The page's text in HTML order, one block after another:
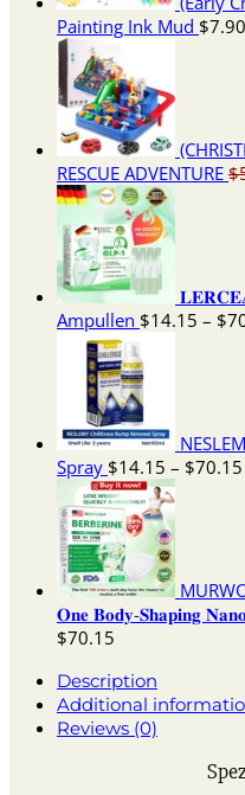
Painting Ink Mud $7.90
RESCUE ADVENTURE $
Ampullen $14.15 – $
Spray $14.15 – $70.15
𝐎𝐧𝐞 𝐁𝐨𝐝𝐲-𝐒𝐡𝐚𝐩𝐢𝐧𝐠
$70.15
$15.15
through
$70.15
Description
Additional
Reviews (0)